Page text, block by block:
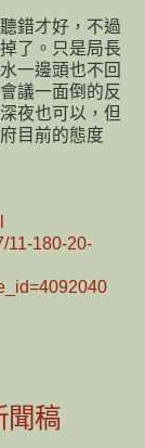
錯才好，不過
了。只是局長
一邊頭也不回
議一面倒的反
夜也可以，但
目前的態度
11-180-20-
聞稿